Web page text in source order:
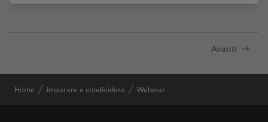
Avanti
Home Imparare e condividere Webinar